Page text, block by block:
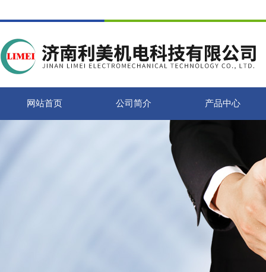
网站首页 公司简介 产品中心